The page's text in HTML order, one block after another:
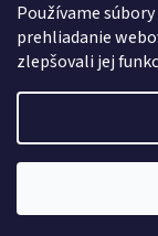
Používame
prehliadanie
zlepšovali jej